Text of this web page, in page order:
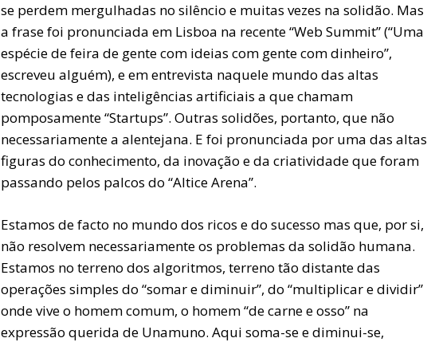
se perdem mergulhadas no silêncio e muitas vezes na solidão. Mas
a frase foi pronunciada em Lisboa na recente “Web Summit” (“Uma
espécie de feira de gente com ideias com gente com dinheiro”,
escreveu alguém), e em entrevista naquele mundo das altas
tecnologias e das inteligências artificiais a que chamam
pomposamente “Startups”. Outras solidões, portanto, que não
necessariamente a alentejana. E foi pronunciada por uma das altas
figuras do conhecimento, da inovação e da criatividade que foram
passando pelos palcos do “Altice Arena”.
Estamos de facto no mundo dos ricos e do sucesso mas que, por si,
não resolvem necessariamente os problemas da solidão humana.
Estamos no terreno dos algoritmos, terreno tão distante das
operações simples do “somar e diminuir”, do “multiplicar e dividir”
onde vive o homem comum, o homem “de carne e osso” na
expressão querida de Unamuno. Aqui soma-se e diminui-se,